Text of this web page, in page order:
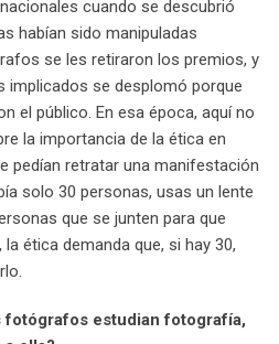
cuando se descubrió
habían sido manipuladas
se les retiraron los premios, y
implicados se desplomó porque
el público. En esa época, aquí no
la importancia de la ética en
pedían retratar una manifestación
solo 30 personas, usas un lente
que se junten para que
ética demanda que, si hay 30,
fotógrafos estudian fotografía,